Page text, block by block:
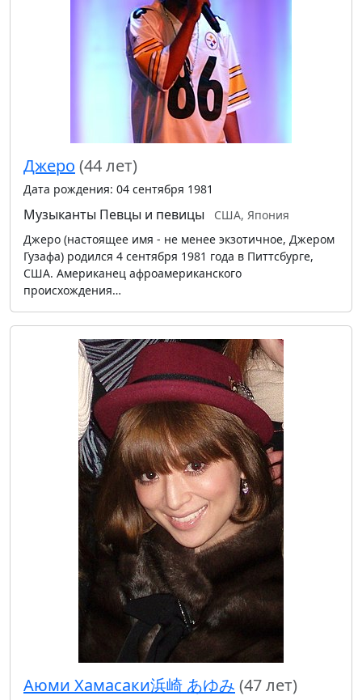
Джеро (44 лет)
Дата рождения: 04 сентября 1981
Музыканты Певцы и певицы
США, Япония
Джеро (настоящее имя - не менее экзотичное, Джером
Гузафа) родился 4 сентября 1981 года в Питтсбурге,
США. Американец афроамериканского
происхождения…
Аюми Хамасаки浜崎 あゆみ (47 лет)